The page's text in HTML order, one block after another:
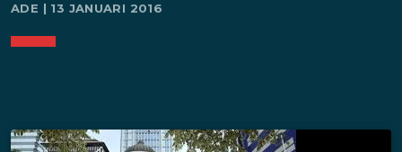
ADE | 13 JANUARI 2016